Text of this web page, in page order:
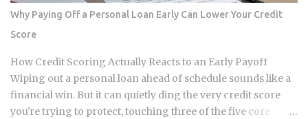
learning teams. Approximately 70 percent of global
graphics processing unit demand centers on inference
workloads rather than model training. This specific
workload profile favors decentralized architecture, as
inference requires geographically distributed nodes to
minimize latency, rather than the ultra-dens...
Why Paying Off a Personal Loan Early Can Lower Your Credit
Score
How Credit Scoring Actually Reacts to an Early Payoff
Wiping out a personal loan ahead of schedule sounds like a
financial win. But it can quietly ding the very credit score
you're trying to protect, touching three of the five core